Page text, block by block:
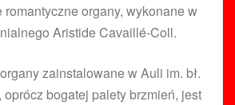
organy, wykonane w
Aristide Cavaillé-Coll.
zainstalowane w Auli im. bł.
oprócz bogatej palety brzmień, jest